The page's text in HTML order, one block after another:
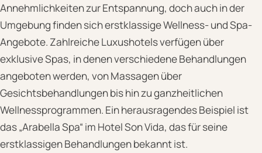
Annehmlichkeiten zur Entspannung, doch auch in der
Umgebung finden sich erstklassige Wellness- und Spa-
Angebote. Zahlreiche Luxushotels verfügen über
exklusive Spas, in denen verschiedene Behandlungen
angeboten werden, von Massagen über
Gesichtsbehandlungen bis hin zu ganzheitlichen
Wellnessprogrammen. Ein herausragendes Beispiel ist
das „Arabella Spa“ im Hotel Son Vida, das für seine
erstklassigen Behandlungen bekannt ist.